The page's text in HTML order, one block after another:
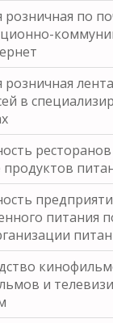
розничная по
розничная
в
ресторанов
продуктов
питания
и